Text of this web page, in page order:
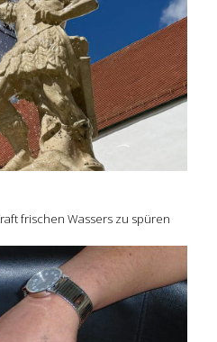
frischen Wassers zu spüren